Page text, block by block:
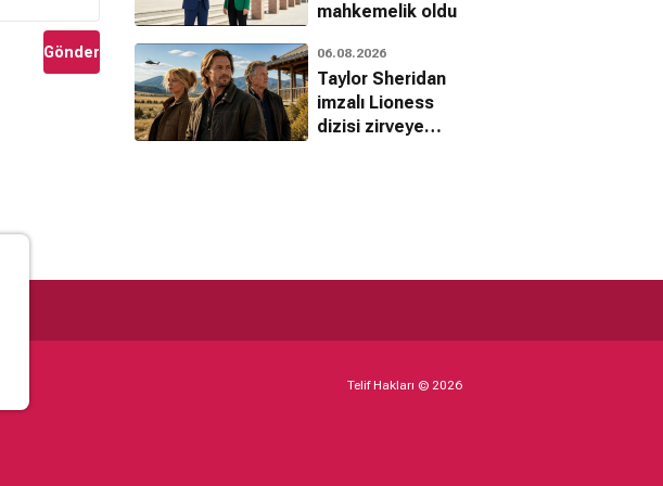
Gönder
mahkemelik oldu
06.08.2026
Taylor Sheridan
imzalı Lioness
dizisi zirveye
Telif Hakları © 2026